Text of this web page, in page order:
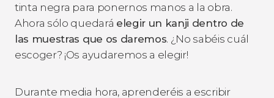
tinta negra para ponernos manos a la obra.
Ahora sólo quedará elegir un kanji dentro de
las muestras que os daremos. ¿No sabéis cuál
escoger? ¡Os ayudaremos a elegir!
Durante media hora, aprenderéis a escribir